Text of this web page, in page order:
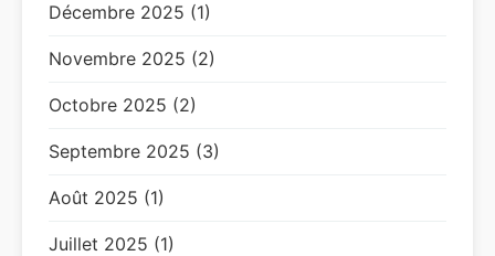
Décembre 2025 (1)
Novembre 2025 (2)
Octobre 2025 (2)
Septembre 2025 (3)
Août 2025 (1)
Juillet 2025 (1)